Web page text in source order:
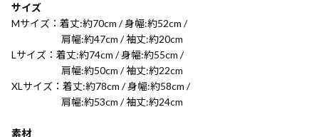
サイズ
Mサイズ：着丈:約70cm / 身幅:約52cm /
肩幅:約47cm / 袖丈:約20cm
Lサイズ：着丈:約74cm / 身幅:約55cm /
肩幅:約50cm / 袖丈:約22cm
XLサイズ：着丈:約78cm / 身幅:約58cm /
肩幅:約53cm / 袖丈:約24cm
素材